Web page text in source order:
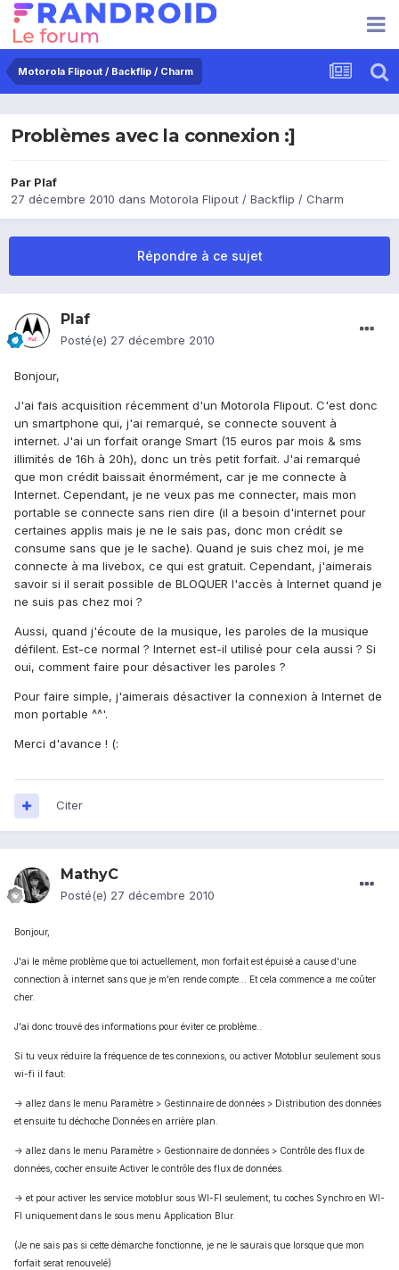
Motorola Flipout / Backflip / Charm
Problèmes avec la connexion :]
Par Plaf
27 décembre 2010 dans Motorola Flipout / Backflip / Charm
Répondre à ce sujet
Plaf
Posté(e) 27 décembre 2010
Bonjour,
J'ai fais acquisition récemment d'un Motorola Flipout. C'est donc
un smartphone qui, j'ai remarqué, se connecte souvent à
internet. J'ai un forfait orange Smart (15 euros par mois & sms
illimités de 16h à 20h), donc un très petit forfait. J'ai remarqué
que mon crédit baissait énormément, car je me connecte à
Internet. Cependant, je ne veux pas me connecter, mais mon
portable se connecte sans rien dire (il a besoin d'internet pour
certaines applis mais je ne le sais pas, donc mon crédit se
consume sans que je le sache). Quand je suis chez moi, je me
connecte à ma livebox, ce qui est gratuit. Cependant, j'aimerais
savoir si il serait possible de BLOQUER l'accès à Internet quand je
ne suis pas chez moi ?
Aussi, quand j'écoute de la musique, les paroles de la musique
défilent. Est-ce normal ? Internet est-il utilisé pour cela aussi ? Si
oui, comment faire pour désactiver les paroles ?
Pour faire simple, j'aimerais désactiver la connexion à Internet de
mon portable ^^'.
Merci d'avance ! (:
Citer
MathyC
Posté(e) 27 décembre 2010
Bonjour,
J'ai le même problème que toi actuellement, mon forfait est épuisé a cause d'une
connection à internet sans que je m'en rende compte... Et cela commence a me coûter
cher.
J'ai donc trouvé des informations pour éviter ce problème..
Si tu veux réduire la fréquence de tes connexions, ou activer Motoblur seulement sous
wi-fi il faut:
-> allez dans le menu Paramètre > Gestinnaire de données > Distribution des données
et ensuite tu déchoche Données en arrière plan.
-> allez dans le menu Paramètre > Gestionnaire de données > Contrôle des flux de
données, cocher ensuite Activer le contrôle des flux de données.
-> et pour activer les service motoblur sous WI-FI seulement, tu coches Synchro en WI-
FI uniquement dans le sous menu Application Blur.
(Je ne sais pas si cette démarche fonctionne, je ne le saurais que lorsque que mon
forfait serat renouvelé)